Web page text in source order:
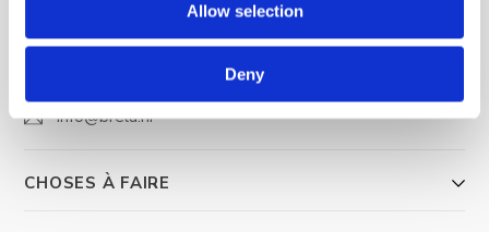
Allow selection
Deny
Trg Alojzija Stepinca 10, 21322 Brela
+385 21 618 455
info@brela.hr
CHOSES À FAIRE